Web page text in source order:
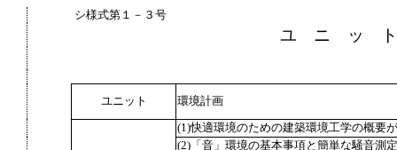
シ様式第１－３号
ユ ニ ッ
ユニット 環境計画
(1)快適環境のための建築環境工学の概要
(2)「音」環境の基本事項と簡単な騒音測